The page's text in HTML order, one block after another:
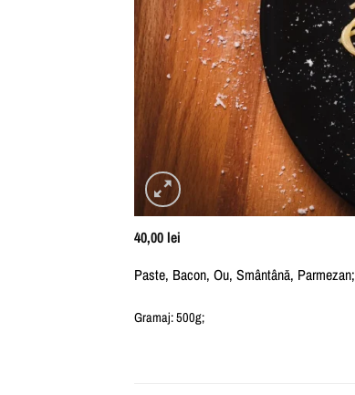
40,00lei
Paste, Bacon, Ou, Smântână, Parmezan;
Gramaj: 500g;